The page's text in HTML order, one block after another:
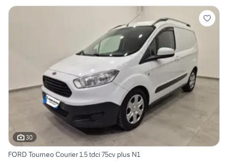
30
FORD Tourneo Courier 1.5 tdci 75cv plus N1